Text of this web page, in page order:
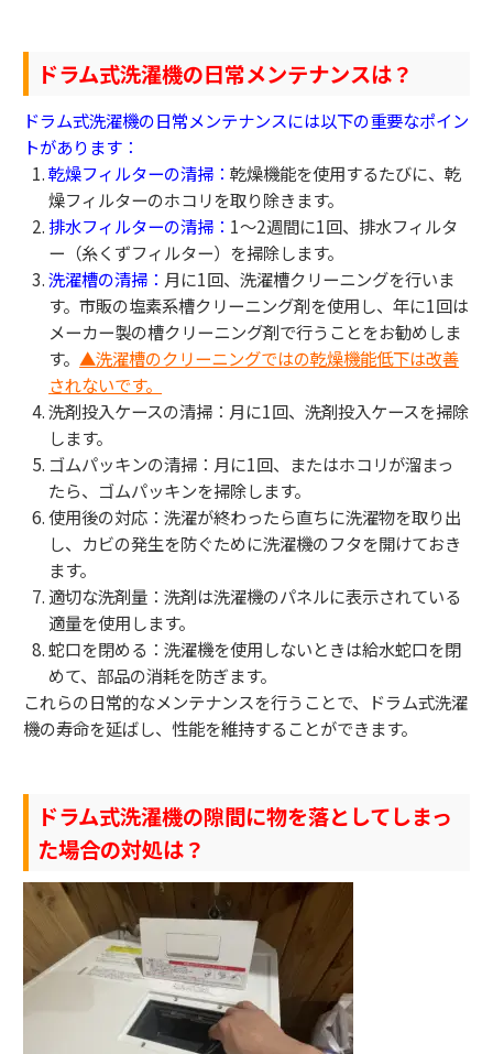
ドラム式洗濯機の日常メンテナンスは？
ドラム式洗濯機の日常メンテナンスには以下の重要なポイン
トがあります：
乾燥フィルターの清掃：乾燥機能を使用するたびに、乾
燥フィルターのホコリを取り除きます。
排水フィルターの清掃： 1〜2週間に1回、排水フィルタ
ー（糸くずフィルター）を掃除します。
洗濯槽の清掃： 月に1回、洗濯槽クリーニングを行いま
す。市販の塩素系槽クリーニング剤を使用し、年に1回は
メーカー製の槽クリーニング剤で行うことをお勧めしま
す。▲洗濯槽のクリーニングではの乾燥機能低下は改善
されないです。
洗剤投入ケースの清掃：月に1回、洗剤投入ケースを掃除
します。
ゴムパッキンの清掃：月に1回、またはホコリが溜まっ
たら、ゴムパッキンを掃除します。
使用後の対応：洗濯が終わったら直ちに洗濯物を取り出
し、カビの発生を防ぐために洗濯機のフタを開けておき
ます。
適切な洗剤量：洗剤は洗濯機のパネルに表示されている
適量を使用します。
蛇口を閉める：洗濯機を使用しないときは給水蛇口を閉
めて、部品の消耗を防ぎます。
これらの日常的なメンテナンスを行うことで、ドラム式洗濯
機の寿命を延ばし、性能を維持することができます。
ドラム式洗濯機の隙間に物を落としてしまっ
た場合の対処は？